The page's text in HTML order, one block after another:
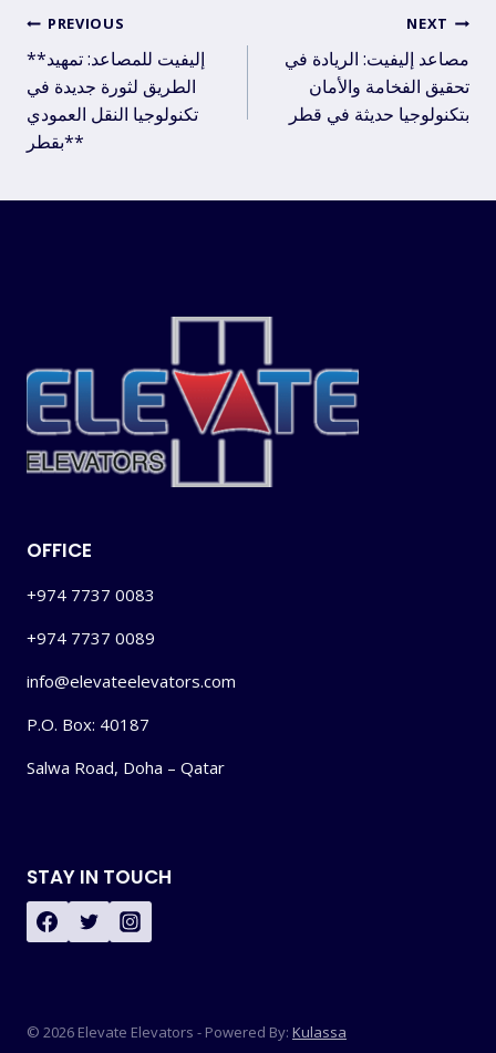
Post
navigation
PREVIOUS
**إليفيت للمصاعد: تمهيد
الطريق لثورة جديدة في
تكنولوجيا النقل العمودي
بقطر**
NEXT
مصاعد إليفيت: الريادة في
تحقيق الفخامة والأمان
بتكنولوجيا حديثة في قطر
OFFICE
+974 7737 0083
+974 7737 0089
info@elevateelevators.com
P.O. Box: 40187
Salwa Road, Doha – Qatar
STAY IN TOUCH
© 2026 Elevate Elevators - Powered By: Kulassa